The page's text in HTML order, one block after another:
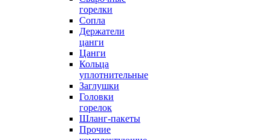
горелки
Сопла
Держатели
цанги
Цанги
Кольца
уплотнительные
Заглушки
Головки
горелок
Шланг-пакеты
Прочие